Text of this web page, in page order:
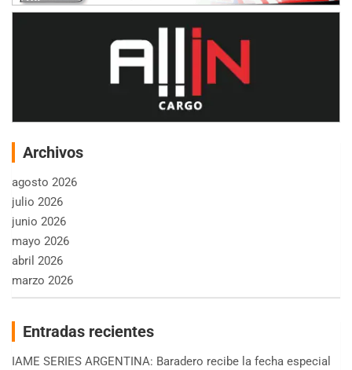
Archivos
agosto 2026
julio 2026
junio 2026
mayo 2026
abril 2026
marzo 2026
Entradas recientes
IAME SERIES ARGENTINA: Baradero recibe la fecha especial